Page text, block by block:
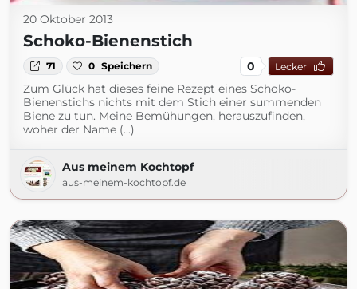
20 Oktober 2013
Schoko-Bienenstich
71 0 Speichern 0 Lecker
Zum Glück hat dieses feine Rezept eines Schoko-
Bienenstichs nichts mit dem Stich einer summenden
Biene zu tun. Meine Bemühungen, herauszufinden,
woher der Name (...)
Aus meinem Kochtopf
aus-meinem-kochtopf.de